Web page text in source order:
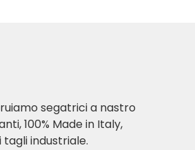
segatrici a nastro
100% Made in Italy,
tagli industriale.